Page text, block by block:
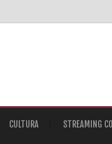
CULTURA STREAMING